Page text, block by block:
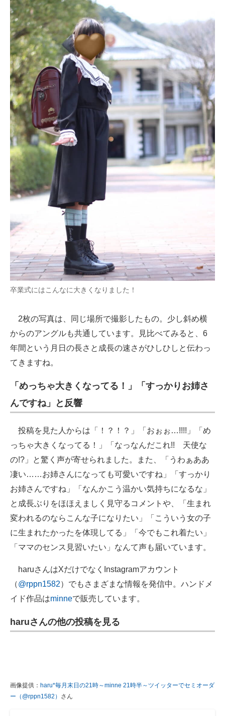
卒業式にはこんなに大きくなりました！
2枚の写真は、同じ場所で撮影したもの。少し斜め横
からのアングルも共通しています。見比べてみると、6
年間という月日の長さと成長の速さがひしひしと伝わっ
てきますね。
「めっちゃ大きくなってる！」「すっかりお姉さ
んですね」と反響
投稿を見た人からは「！？！？」「おぉぉ…!!!!」「め
っちゃ大きくなってる！」「なっなんだこれ!! 天使な
の!?」と驚く声が寄せられました。また、「うわぁああ
凄い……お姉さんになっても可愛いですね」「すっかり
お姉さんですね」「なんかこう温かい気持ちになるな」
と成長ぶりをほほえましく見守るコメントや、「生まれ
変われるのならこんな子になりたい」「こういう女の子
に生まれたかったを体現してる」「今でもこれ着たい」
「ママのセンス見習いたい」なんて声も届いています。
haruさんはXだけでなくInstagramアカウント
（@rppn1582）でもさまざまな情報を発信中。ハンドメ
イド作品はminneで販売しています。
haruさんの他の投稿を見る
画像提供： haru*毎月末日の21時～minne 21時半～ツイッターでセミオーダ
ー（@rppn1582） さん